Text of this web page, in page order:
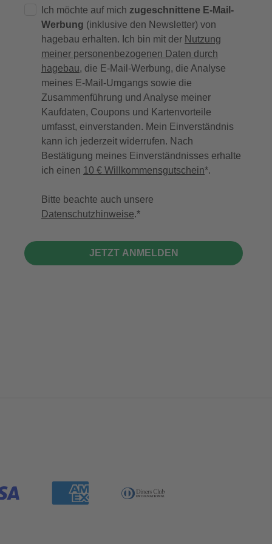
Ich möchte auf mich zugeschnittene E-Mail-
Werbung (inklusive den Newsletter) von
hagebau erhalten. Ich bin mit der Nutzung
meiner personenbezogenen Daten durch
hagebau, die E-Mail-Werbung, die Analyse
meines E-Mail-Umgangs sowie die
Zusammenführung und Analyse meiner
Kaufdaten, Coupons und Kartenvorteile
umfasst, einverstanden. Mein Einverständnis
kann ich jederzeit widerrufen. Nach
Bestätigung meines Einverständnisses erhalte
ich einen 10 € Willkommensgutschein*.
Bitte beachte auch unsere
Datenschutzhinweise.
JETZT ANMELDEN